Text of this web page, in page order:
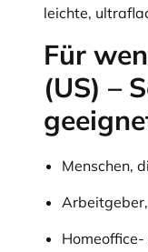
leichte,
Für
(US) –
Menschen,